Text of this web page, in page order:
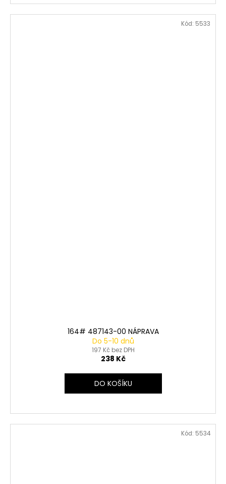
164# 487143-00 NÁPRAVA
Do 5-10 dnů
197 Kč bez DPH
238 Kč
DO KOŠÍKU
Kód: 5533
Kód: 5534